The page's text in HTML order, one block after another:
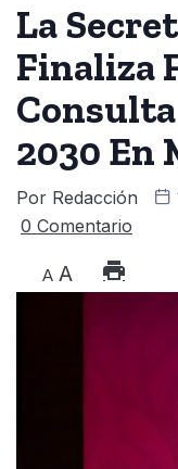
La
Finaliza
2030 En
Por Redacción
0 Comentario
A A